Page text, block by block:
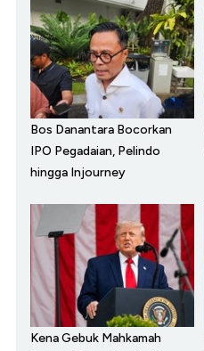
Bos Danantara Bocorkan
IPO Pegadaian, Pelindo
hingga Injourney
Kena Gebuk Mahkamah